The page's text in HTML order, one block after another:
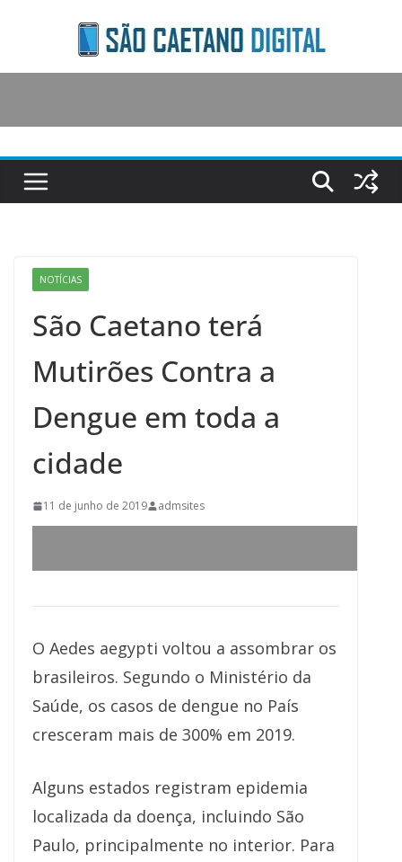
content
NOTÍCIAS
São Caetano terá
Mutirões Contra a
Dengue em toda a
cidade
11 de junho de 2019 admsites
O Aedes aegypti voltou a assombrar os
brasileiros. Segundo o Ministério da
Saúde, os casos de dengue no País
cresceram mais de 300% em 2019.
Alguns estados registram epidemia
localizada da doença, incluindo São
Paulo, principalmente no interior. Para